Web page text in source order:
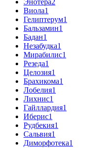
Энотера2
Виола1
Гелиптерум1
Бальзамин1
Бадан1
Незабудка1
Мирабилис1
Резеда1
Целозия1
Брахикома1
Лобелия1
Лихнис1
Гайллардия1
Иберис1
Рудбекия1
Сальвия1
Диморфотека1